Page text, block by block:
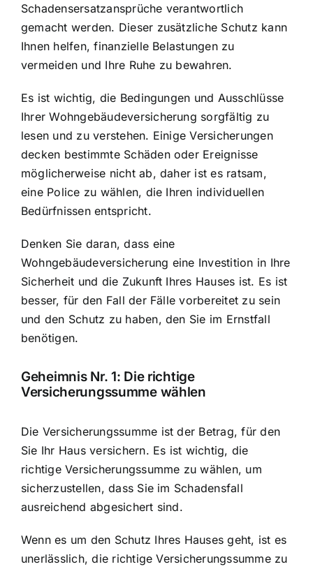
Schadensersatzansprüche verantwortlich
gemacht werden. Dieser zusätzliche Schutz kann
Ihnen helfen, finanzielle Belastungen zu
vermeiden und Ihre Ruhe zu bewahren.
Es ist wichtig, die Bedingungen und Ausschlüsse
Ihrer Wohngebäudeversicherung sorgfältig zu
lesen und zu verstehen. Einige Versicherungen
decken bestimmte Schäden oder Ereignisse
möglicherweise nicht ab, daher ist es ratsam,
eine Police zu wählen, die Ihren individuellen
Bedürfnissen entspricht.
Denken Sie daran, dass eine
Wohngebäudeversicherung eine Investition in Ihre
Sicherheit und die Zukunft Ihres Hauses ist. Es ist
besser, für den Fall der Fälle vorbereitet zu sein
und den Schutz zu haben, den Sie im Ernstfall
benötigen.
Geheimnis Nr. 1: Die richtige
Versicherungssumme wählen
Die Versicherungssumme ist der Betrag, für den
Sie Ihr Haus versichern. Es ist wichtig, die
richtige Versicherungssumme zu wählen, um
sicherzustellen, dass Sie im Schadensfall
ausreichend abgesichert sind.
Wenn es um den Schutz Ihres Hauses geht, ist es
unerlässlich, die richtige Versicherungssumme zu